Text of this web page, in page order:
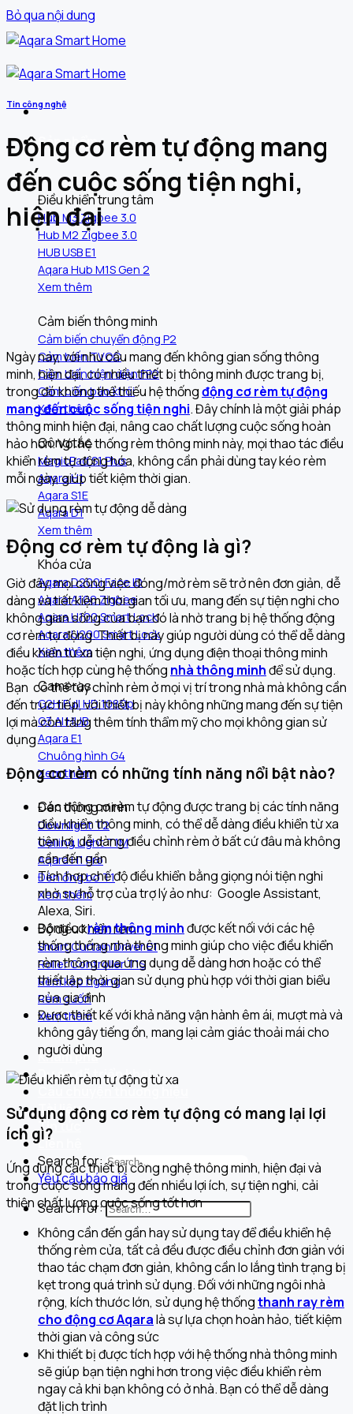
Bỏ qua nội dung
Sản phẩm
Điều khiển trung tâm
Hub M3 Zigbee 3.0
Hub M2 Zigbee 3.0
HUB USB E1
Aqara Hub M1S Gen 2
Xem thêm
Cảm biến thông minh
Cảm biến chuyển động P2
Cảm biến TVOC
Cảm biến hiện diện FP2
Cảm biến báo khói
Xem thêm
Công tắc
MagicPad S1 Plus
Aqara H1
Aqara S1E
Aqara D1
Xem thêm
Khóa cửa
Aqara D200i Face ID
Aqara A100 Zigbee
Aqara U100 Smart Lock
Aqara U200 Smart Lock
Xem thêm
Cameras
G2H Full HD 1080p
G3 AI HUB
Aqara E1
Chuông hình G4
Xem thêm
Đèn thông minh
Downlight T2
Ceiling Light T1M
Aqara H1 Pro
Đèn ống bơ T1
Xem thêm
Bộ điều khiển rèm
Smart Curtain Driver E1
Roller Controller T1S
Rèm kéo ngang
Rèm cuốn
Xem thêm
Khám phá
Dự án đã triển khai
Câu chuyện thương hiệu
Tài liệu
Tin tức
Liên hệ
Search for:
Yêu cầu báo giá
Search for:
Tin công nghệ
Động cơ rèm tự động mang
đến cuộc sống tiện nghi,
hiện đại
Ngày nay, với nhu cầu mang đến không gian sống thông
minh, hiện đại, có nhiều thiết bị thông minh được trang bị,
trong đó không thể thiếu hệ thốngđộng cơ rèm tự động
mang đến cuộc sống tiện nghi. Đây chính là một giải pháp
thông minh hiện đại, nâng cao chất lượng cuộc sống hoàn
hảo hơn. Với hệ thống rèm thông minh này, mọi thao tác điều
khiển rèm tự động hóa, không cần phải dùng tay kéo rèm
mỗi ngày, giúp tiết kiệm thời gian.
Động cơ rèm tự động là gì?
Giờ đây, mọi công việc đóng/mở rèm sẽ trở nên đơn giản, dễ
dàng và tiết kiệm thời gian tối ưu, mang đến sự tiện nghi cho
không gian sống của bạn đó là nhờ trang bị hệ thống động
cơ rèm tự động. Thiết bị này giúp người dùng có thể dễ dàng
điều khiển từ xa tiện nghi, ứng dụng điện thoại thông minh
hoặc tích hợp cùng hệ thống nhà thông minhđể sử dụng.
Bạn có thể tùy chỉnh rèm ở mọi vị trí trong nhà mà không cần
đến trực tiếp, với thiết bị này không những mang đến sự tiện
lợi mà còn tăng thêm tính thẩm mỹ cho mọi không gian sử
dụng.
Động cơ rèm có những tính năng nổi bật nào?
Các động cơ rèm tự độngđược trang bị các tính năng
điều khiển thông minh, có thể dễ dàng điều khiển từ xa
tiện lợi, dễ dàng điều chỉnh rèm ở bất cứ đâu mà không
cần đến gần
Tích hợp chế độ điều khiển bằng giọng nói tiện nghi
nhờ sự hỗ trợ của trợ lý ảo như: Google Assistant,
Alexa, Siri.
Động cơrèm thông minhđược kết nối với các hệ
thống thống nhà thông minh giúp cho việc điều khiển
rèm thông qua ứng dụng dễ dàng hơn hoặc có thể
thiết lập thời gian sử dụng phù hợp với thời gian biểu
của gia đình
Được thiết kế với khả năng vận hành êm ái, mượt mà và
không gây tiếng ồn, mang lại cảm giác thoải mái cho
người dùng
Sử dụng động cơ rèm tự động có mang lại lợi
ích gì?
Ứng dụng các thiết bị công nghệ thông minh, hiện đại và
trong cuộc sống mang đến nhiều lợi ích, sự tiện nghi, cải
thiện chất lượng cuộc sống tốt hơn
Không cần đến gần hay sử dụng tay để điều khiển hệ
thống rèm cửa, tất cả đều được điều chỉnh đơn giản với
thao tác chạm đơn giản, không cần lo lắng tình trạng bị
kẹt trong quá trình sử dụng. Đối với những ngôi nhà
rộng, kích thước lớn, sử dụng hệ thốngthanh ray rèm
cho động cơ Aqaralà sự lựa chọn hoàn hảo, tiết kiệm
thời gian và công sức
Khi thiết bị được tích hợp với hệ thống nhà thông minh
sẽ giúp bạn tiện nghi hơn trong việc điều khiển rèm
ngay cả khi bạn không có ở nhà. Bạn có thể dễ dàng
đặt lịch trình